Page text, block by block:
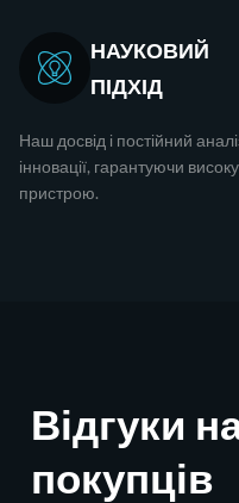
НАУКОВИЙ
ПІДХІД
Наш досвід і постійний
інновації, гарантуючи
пристрою.
Відгуки
покупців